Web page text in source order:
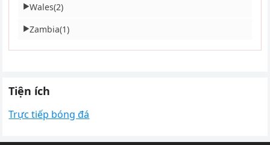
▶Wales(2)
▶Zambia(1)
Tiện ích
Trực tiếp bóng đá